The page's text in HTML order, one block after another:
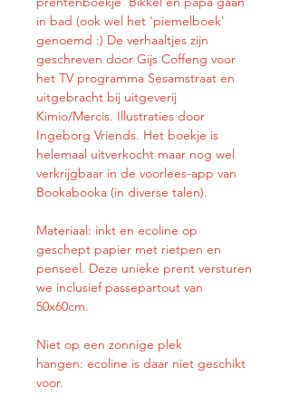
in bad (ook wel het 'piemelboek'
genoemd :) De verhaaltjes zijn
geschreven door Gijs Coffeng voor
het TV programma Sesamstraat en
uitgebracht bij uitgeverij
Kimio/Mercis. Illustraties door
Ingeborg Vriends. Het boekje is
helemaal uitverkocht maar nog wel
verkrijgbaar in de voorlees-app van
Bookabooka (in diverse talen).
Materiaal: inkt en ecoline op
geschept papier met rietpen en
penseel. Deze unieke prent versturen
we inclusief passepartout van
50x60cm.
Niet op een zonnige plek
hangen: ecoline is daar niet geschikt
voor.